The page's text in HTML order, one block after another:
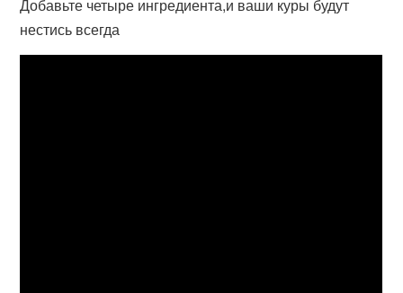
Добавьте четыре ингредиента,и ваши куры будут
нестись всегда